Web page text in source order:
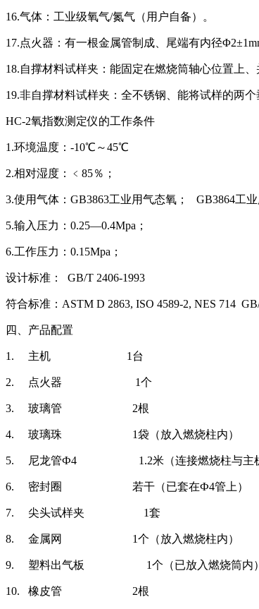
16.气体：工业级氧气/氮气（用户自备）。
17.点火器：有一根金属管制成、尾端有内径
18.自撑材料试样夹：能固定在燃烧筒轴心位置上
19.非自撑材料试样夹：全不锈钢、能将试样的两
HC-2氧指数测定仪的工作条件
1.环境温度：-10℃～45℃
2.相对湿度：﹤85％；
3.使用气体：GB3863工业用气态氧； GB3864工
5.输入压力：0.25—0.4Mpa；
6.工作压力：0.15Mpa；
设计标准： GB/T 2406-1993
符合标准：ASTM D 2863, ISO 4589-2, NES 714
四、产品配置
1. 主机 1台
2. 点火器 1个
3. 玻璃管 2根
4. 玻璃珠 1袋（放入燃烧柱内）
5. 尼龙管Ф4 1.2米（连接燃烧柱与主机
6. 密封圈 若干（已套在Ф4管上）
7. 尖头试样夹 1套
8. 金属网 1个（放入燃烧柱内）
9. 塑料出气板 1个（已放入燃烧筒内）
10. 橡皮管 2根